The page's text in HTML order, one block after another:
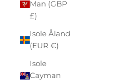
Man (GBP
£)
Isole Åland
(EUR €)
Isole
Cayman